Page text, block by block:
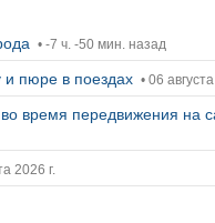
• -7 ч. -50 мин. назад
пюре в поездах • 06
время передвижения на
2026 г.